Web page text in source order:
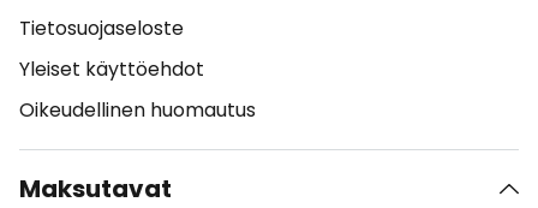
Tietosuojaseloste
Yleiset käyttöehdot
Oikeudellinen huomautus
Maksutavat